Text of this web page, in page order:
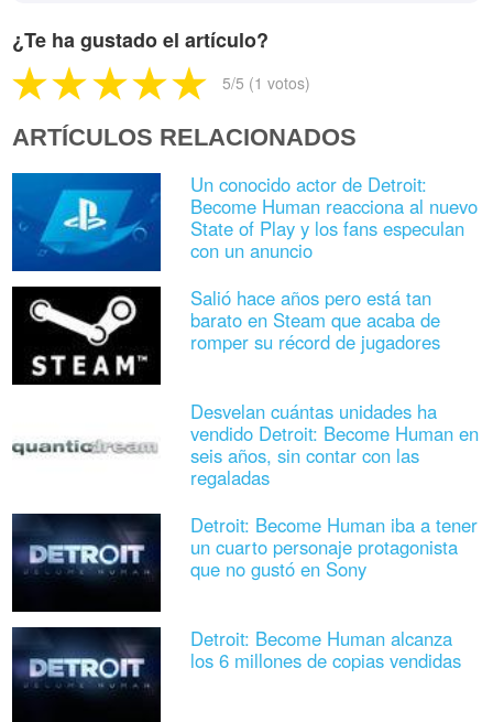
¿Te ha gustado el artículo?
5/5 (1 votos)
ARTÍCULOS RELACIONADOS
Un conocido actor de Detroit:
Become Human reacciona al nuevo
State of Play y los fans especulan
con un anuncio
Salió hace años pero está tan
barato en Steam que acaba de
romper su récord de jugadores
Desvelan cuántas unidades ha
vendido Detroit: Become Human en
seis años, sin contar con las
regaladas
Detroit: Become Human iba a tener
un cuarto personaje protagonista
que no gustó en Sony
Detroit: Become Human alcanza
los 6 millones de copias vendidas